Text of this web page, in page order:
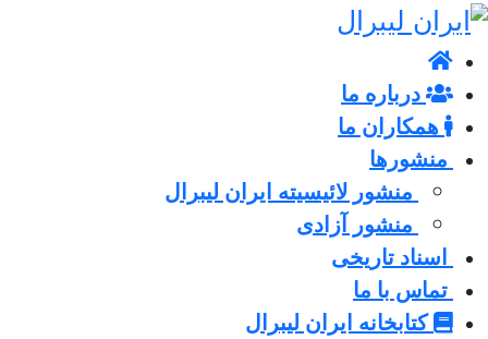
درباره ما
همکاران ما
منشورها
منشور لائیسیته ایران لیبرال
منشور آزادی
اسناد تاریخی
تماس با ما
کتابخانه ایران لیبرال